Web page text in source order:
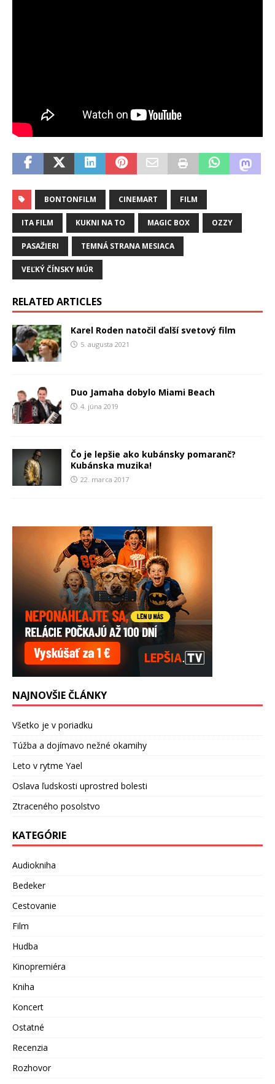
BONTONFILM CINEMART FILM
ITA FILM KUKNI NA TO MAGIC BOX OZZY
PASAŽIERI TEMNÁ STRANA MESIACA
VEĽKÝ ČÍNSKY MÚR
RELATED ARTICLES
Karel Roden natočil ďalší svetový film
5. augusta 2021
Duo Jamaha dobylo Miami Beach
4. júna 2019
Čo je lepšie ako kubánsky pomaranč?
Kubánska muzika!
22. marca 2017
NAJNOVŠIE ČLÁNKY
Všetko je v poriadku
Túžba a dojímavo nežné okamihy
Leto v rytme Yael
Oslava ľudskosti uprostred bolesti
Ztraceného posolstvo
KATEGÓRIE
Audiokniha
Bedeker
Cestovanie
Film
Hudba
Kinopremiéra
Kniha
Koncert
Ostatné
Recenzia
Rozhovor